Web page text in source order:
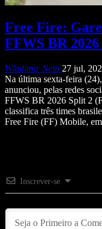
Free Fire:
FFWS BR
Wladimir Neto 27 jul,
Na última sexta-feira
anunciou, pelas redes
FFWS BR 2026 Split 2
classifica três times
Free Fire (FF) Mobile,
Inscrever-se